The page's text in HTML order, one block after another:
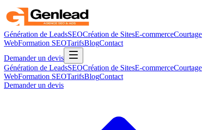
Génération de LeadsSEOCréation de SitesE-commerceCourtage
WebFormation SEOTarifsBlogContact
Demander un devis
Génération de LeadsSEOCréation de SitesE-commerceCourtage
WebFormation SEOTarifsBlogContact
Demander un devis